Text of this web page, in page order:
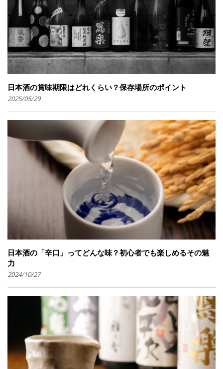
日本酒の賞味期限はどれくらい？保存場所のポイント
2025/05/29
日本酒の「辛口」ってどんな味？初心者でも楽しめるその魅
力
2024/10/27